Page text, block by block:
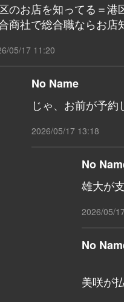
のお店を知ってる＝港
商社で総合職ならお店
05/17 11:20
No Name
じゃ、お前が予
2026/05/17 13:18
No
雄大が
2026/05/
No
美咲が